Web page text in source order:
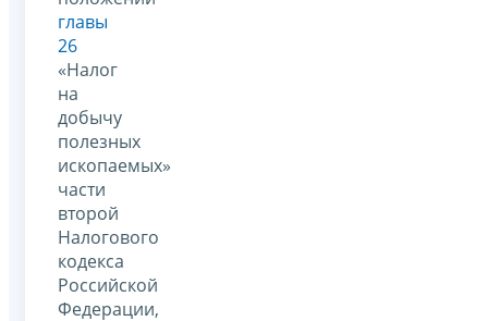
главы
26
«Налог
на
добычу
полезных
ископаемых»
части
второй
Налогового
кодекса
Российской
Федерации,